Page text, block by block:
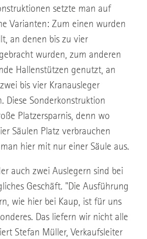
setzte man auf
Varianten: Zum einen wurden
an denen bis zu vier
wurden, zum anderen
Hallenstützen genutzt, an
bis vier Kranausleger
Diese Sonderkonstruktion
Platzersparnis, denn wo
Säulen Platz verbrauchen
hier mit nur einer Säule aus.
auch zwei Auslegern sind bei
Geschäft. "Die Ausführung
wie hier bei Kaup, ist für uns
Das liefern wir nicht alle
Stefan Müller, Verkaufsleiter